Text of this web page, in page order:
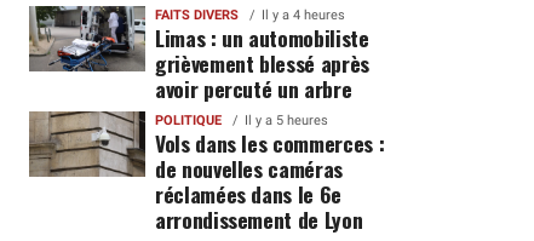
FAITS DIVERS Il y a 4 heures
Limas : un automobiliste
grièvement blessé après
avoir percuté un arbre
POLITIQUE Il y a 5 heures
Vols dans les commerces :
de nouvelles caméras
réclamées dans le 6e
arrondissement de Lyon